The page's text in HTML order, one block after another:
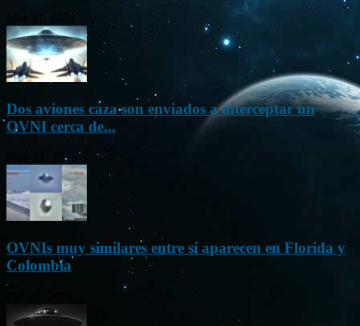
Mar 31, 2024
Dos aviones caza son enviados a interceptar un
OVNI cerca de...
Nov 22, 2023
OVNIs muy similares entre sí aparecen en Florida y
Colombia